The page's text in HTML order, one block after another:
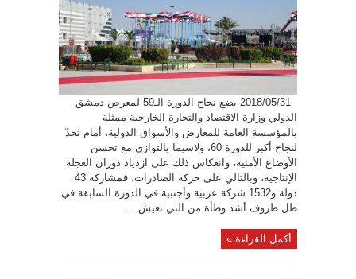
مشاركتها
في
معرض
دمشق
الدولي
كرتلي:
التسويق
للمعرض
لا
مغلقة
2018/05/31 يضع نجاح الدورة الـ59 لمعرض دمشق
الدولي وزارة الاقتصاد والتجارة الخارجية ممثلة
بالمؤسسة العامة للمعارض والأسواق الدولية، أمام تحدّ
لنجاح أكبر للدورة 60، ولاسيما بالتوازي مع تحسن
الأوضاع الأمنية، وانعكاس ذلك على ازدياد دوران العجلة
الإنتاجية، وبالتالي على حركة الصادرات، فمشاركة 43
دولة و1532 شركة عربية وأجنبية في الدورة السابقة في
ظل ظروف أشد وطأة من التي نعيش ...
أكمل القراءة »